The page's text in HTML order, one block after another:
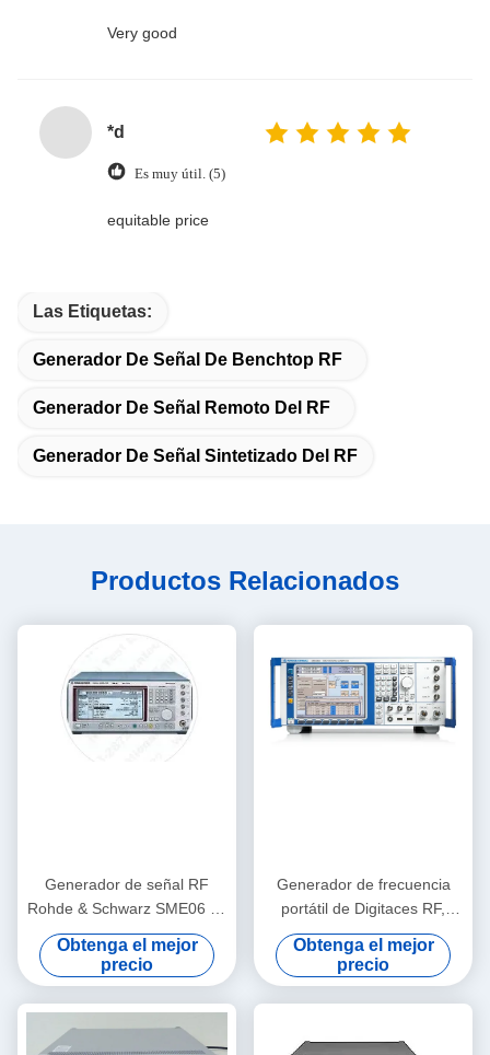
Very good
*d
Es muy útil. (5)
equitable price
Las Etiquetas:
Generador De Señal De Benchtop RF
Generador De Señal Remoto Del RF
Generador De Señal Sintetizado Del RF
Productos Relacionados
Generador de señal RF
Rohde & Schwarz SME06 de
5 kHz a 6 GHz con factor de
forma de banco y
modulación digital
Obtenga el mejor
precio
Generador de frecuencia
portátil de Digitaces RF,
Rohde y Schwarz SMU200A
Obtenga el mejor
precio